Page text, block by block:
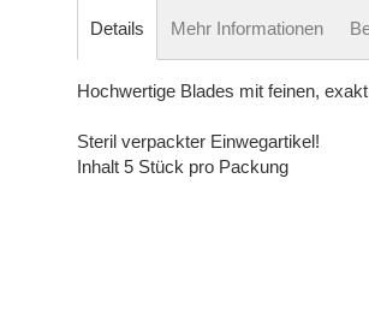
Details
Hochwertige Blades mit feinen,
Steril verpackter Einwegartikel!
Inhalt 5 Stück pro Packung
Mehr Informationen